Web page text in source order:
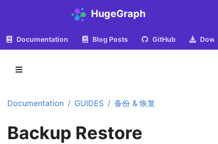
HugeGraph
Documentation Blog Posts GitHub
Documentation GUIDES 备份 & 恢复
Backup Restore